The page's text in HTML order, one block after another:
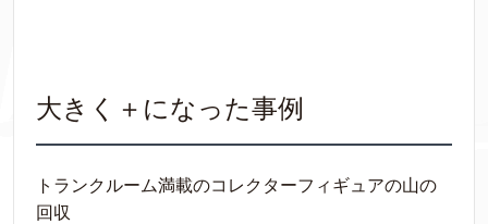
大きく＋になった事例
トランクルーム満載のコレクターフィギュアの山の
回収